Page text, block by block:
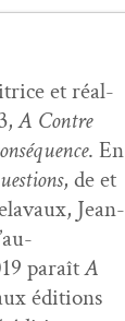
et réal­
A Con­tre
. En
, de et
Jean-
paraîtA
édi­tions